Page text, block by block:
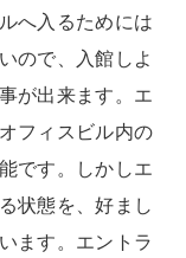
へ入るためには
ので、入館しよ
が出来ます。エ
フィスビル内の
です。しかしエ
状態を、好まし
ます。エントラ